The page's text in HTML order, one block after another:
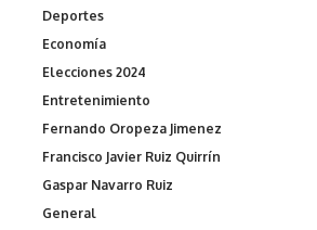
Deportes
Economía
Elecciones 2024
Entretenimiento
Fernando Oropeza Jimenez
Francisco Javier Ruiz Quirrín
Gaspar Navarro Ruiz
General